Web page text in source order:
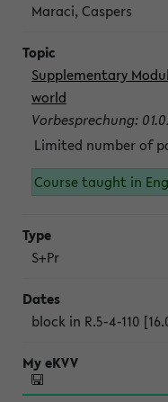
Maraci, Caspers
Supplementary
world
Vorbesprechung:
Limited number of
Course taught in
S+Pr
block in R.5-4-110